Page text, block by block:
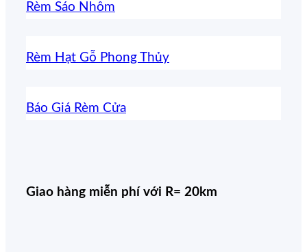
Rèm Sáo Nhôm
Rèm Hạt Gỗ Phong Thủy
Báo Giá Rèm Cửa
Giao hàng miễn phí với R= 20km